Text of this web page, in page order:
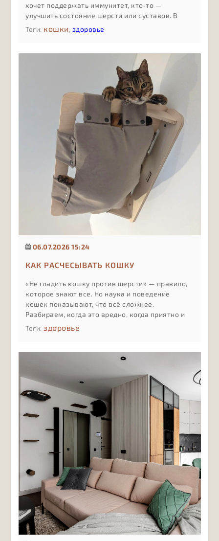
хочет поддержать иммунитет, кто‑то —
улучшить состояние шерсти или суставов. В
статье простым языком объясняем, какие виды
витаминных добавок бывают, чем отличаются
специализированных формул, какие
компоненты в составе важны в первую очередь
и почему лишние витамины могут быть не
менее вредны, чем их нехватка, если подбирать
их без учёта рациона и рекомендаций врача.
Теги: кошки, здоровье
06.07.2026 15:24
КАК РАСЧЕСЫВАТЬ КОШКУ
«Не гладить кошку против шерсти» — правило,
которое знают все. Но наука и поведение
кошек показывают, что всё сложнее.
Разбираем, когда это вредно, когда приятно и
как понять реакцию именно вашей кошки
Теги: здоровье